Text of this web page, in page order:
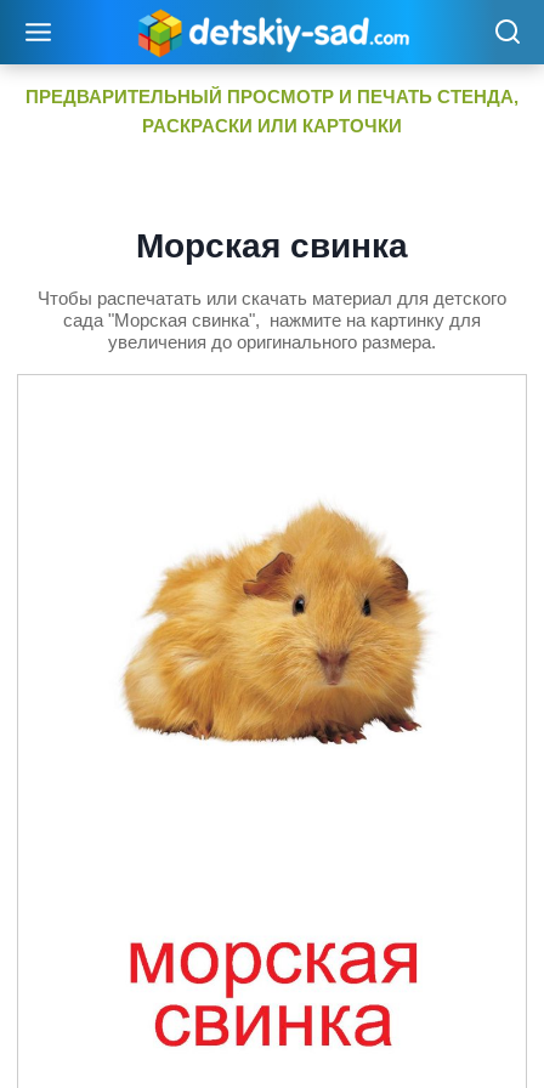
содержимому
ПРЕДВАРИТЕЛЬНЫЙ ПРОСМОТР И ПЕЧАТЬ СТЕНДА,
РАСКРАСКИ ИЛИ КАРТОЧКИ
Морская свинка
Чтобы распечатать или скачать материал для детского
сада "Морская свинка", нажмите на картинку для
увеличения до оригинального размера.